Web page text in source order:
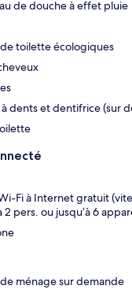
de douche à effet pluie
toilette écologiques
à dents et dentifrice (sur
Fi à Internet gratuit
2 pers. ou jusqu’à 6
ménage sur demande